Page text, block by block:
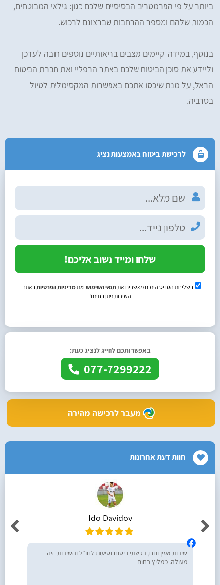
ביותר על פי הפרמטרים הבסיסיים שלכם כגון: גילאי המבוטחים,
הכמות שלהם ומספר ההרחבות שברצונם לרכוש.
בנוסף, במידה וקיימים מצבים בריאותיים נוספים חובה לעדכן
וליידע את סוכן הביטוח שלכם באתר הרפליי ואת חברת הביטוח
הראל, על מנת שיכסו אתכם באפשרות המקסימלית לטיול
בסרביה.
לרכישת ביטוח באמצעות נציג
שלחו ומייד נשוב אליכם!
בשליחת הטופס הינכם מאשרים את תנאי השימוש ואתמדיניות הפרטיותבאתר.
השירות ניתן בחינם!
באפשרותכם לחייג לנציג כעת:
077-7299222
מעבר לרכישה מהירה
חוות דעת אחרונות
Ido Davidov
שירות אמין ונוח, רכשתי ביטוח נסיעות לחו"ל והשירות היה
מעולה. ממליץ בחום